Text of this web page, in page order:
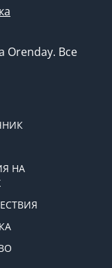
Orenday. Все
НА